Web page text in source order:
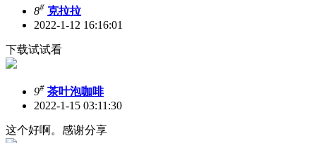
8# 克拉拉
2022-1-12 16:16:01
下载试试看
9# 茶叶泡咖啡
2022-1-15 03:11:30
这个好啊。感谢分享